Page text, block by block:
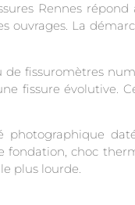
Rennes
ouvrages. La
fissuromètres
fissure
choc
plus lourde.